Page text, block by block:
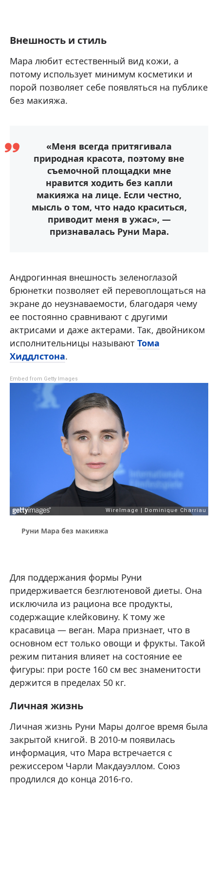
Внешность и стиль
Мара любит естественный вид кожи, а
потому использует минимум косметики и
порой позволяет себе появляться на публике
без макияжа.
«Меня всегда притягивала
природная красота, поэтому вне
съемочной площадки мне
нравится ходить без капли
макияжа на лице. Если честно,
мысль о том, что надо краситься,
приводит меня в ужас», —
признавалась Руни Мара.
Андрогинная внешность зеленоглазой
брюнетки позволяет ей перевоплощаться на
экране до неузнаваемости, благодаря чему
ее постоянно сравнивают с другими
актрисами и даже актерами. Так, двойником
исполнительницы называют Тома
Хиддлстона.
Embed from Getty Images
Руни Мара без макияжа
Для поддержания формы Руни
придерживается безглютеновой диеты. Она
исключила из рациона все продукты,
содержащие клейковину. К тому же
красавица — веган. Мара признает, что в
основном ест только овощи и фрукты. Такой
режим питания влияет на состояние ее
фигуры: при росте 160 см вес знаменитости
держится в пределах 50 кг.
Личная жизнь
Личная жизнь Руни Мары долгое время была
закрытой книгой. В 2010-м появилась
информация, что Мара встречается с
режиссером Чарли Макдауэллом. Союз
продлился до конца 2016-го.